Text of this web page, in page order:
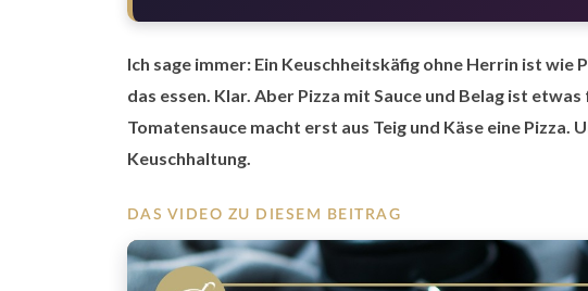
Ich sage immer: Ein Keuschheitskäfig ohne Herrin ist wie
das essen. Klar. Aber Pizza mit Sauce und Belag ist
Tomatensauce macht erst aus Teig und Käse eine Pizza.
Keuschhaltung.
DAS VIDEO ZU DIESEM BEITRAG